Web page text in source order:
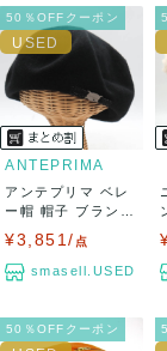
50％OFFクーポン
ANTEPRIMA
アンテプリマ ベレ
ー帽 帽子 ブランド
日本製 レ...
¥3,851/ 点
smasell.USED
50％OFFクーポン